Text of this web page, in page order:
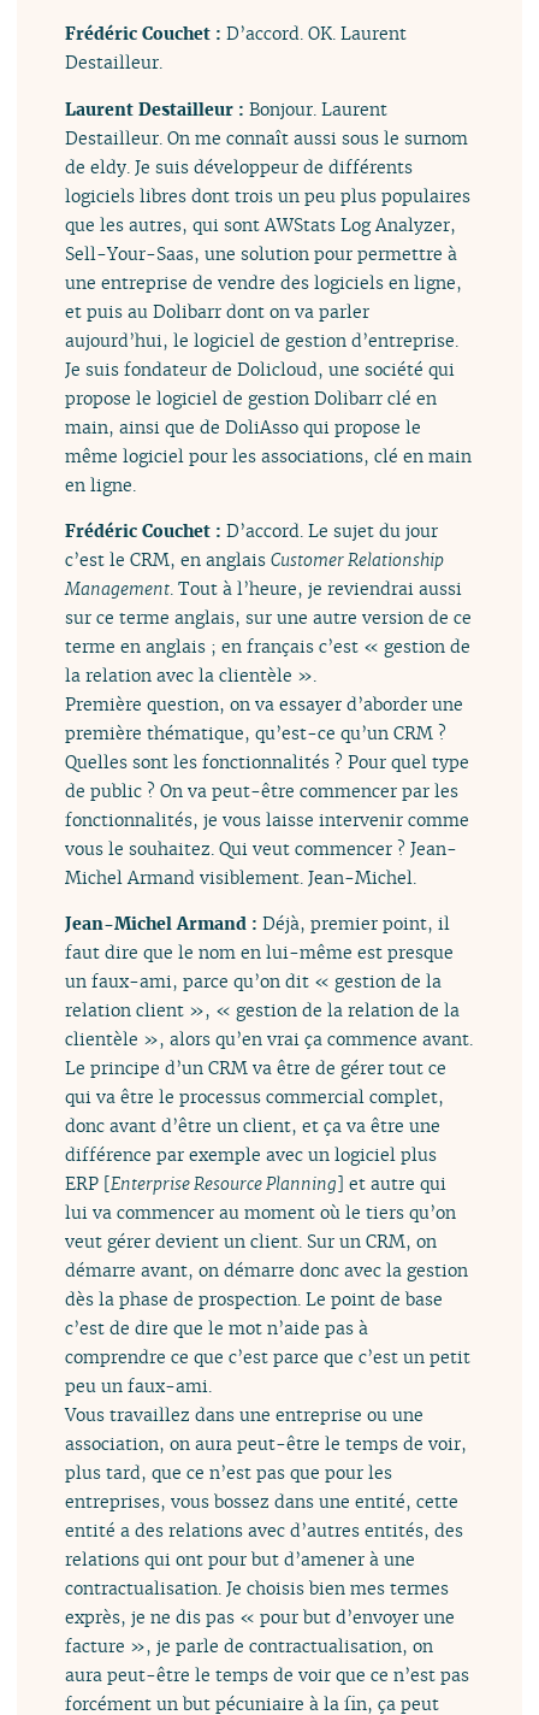
Frédéric Couchet :D’accord. OK. Laurent
Destailleur.
Laurent Destailleur :Bonjour. Laurent
Destailleur. On me connaît aussi sous le surnom
de eldy. Je suis développeur de différents
logiciels libres dont trois un peu plus populaires
que les autres, qui sont AWStats Log Analyzer,
Sell-Your-Saas, une solution pour permettre à
une entreprise de vendre des logiciels en ligne,
et puis au Dolibarr dont on va parler
aujourd’hui, le logiciel de gestion d’entreprise.
Je suis fondateur de Dolicloud, une société qui
propose le logiciel de gestion Dolibarr clé en
main, ainsi que de DoliAsso qui propose le
même logiciel pour les associations, clé en main
en ligne.
Frédéric Couchet :D’accord. Le sujet du jour
c’est le CRM, en anglaisCustomer Relationship
Management. Tout à l’heure, je reviendrai aussi
sur ce terme anglais, sur une autre version de ce
terme en anglais ; en français c’est « gestion de
la relation avec la clientèle ».
Première question, on va essayer d’aborder une
première thématique, qu’est-ce qu’un CRM ?
Quelles sont les fonctionnalités ? Pour quel type
de public ? On va peut-être commencer par les
fonctionnalités, je vous laisse intervenir comme
vous le souhaitez. Qui veut commencer ? Jean-
Michel Armand visiblement. Jean-Michel.
Jean-Michel Armand :Déjà, premier point, il
faut dire que le nom en lui-même est presque
un faux-ami, parce qu’on dit « gestion de la
relation client », « gestion de la relation de la
clientèle », alors qu’en vrai ça commence avant.
Le principe d’un CRM va être de gérer tout ce
qui va être le processus commercial complet,
donc avant d’être un client, et ça va être une
différence par exemple avec un logiciel plus
ERP [Enterprise Resource Planning] et autre qui
lui va commencer au moment où le tiers qu’on
veut gérer devient un client. Sur un CRM, on
démarre avant, on démarre donc avec la gestion
dès la phase de prospection. Le point de base
c’est de dire que le mot n’aide pas à
comprendre ce que c’est parce que c’est un petit
peu un faux-ami.
Vous travaillez dans une entreprise ou une
association, on aura peut-être le temps de voir,
plus tard, que ce n’est pas que pour les
entreprises, vous bossez dans une entité, cette
entité a des relations avec d’autres entités, des
relations qui ont pour but d’amener à une
contractualisation. Je choisis bien mes termes
exprès, je ne dis pas « pour but d’envoyer une
facture », je parle de contractualisation, on
aura peut-être le temps de voir que ce n’est pas
forcément un but pécuniaire à la fin, ça peut